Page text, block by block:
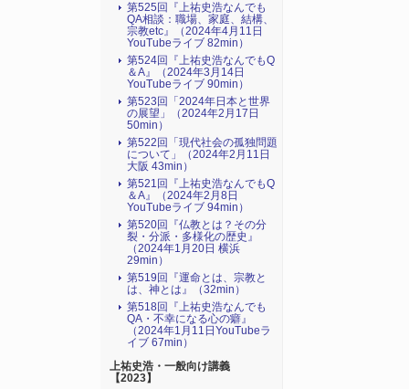
第525回『上祐史浩なんでも
QA相談：職場、家庭、結構、
宗教etc』（2024年4月11日
YouTubeライブ 82min）
第524回『上祐史浩なんでもQ
＆A』（2024年3月14日
YouTubeライブ 90min）
第523回「2024年日本と世界
の展望」（2024年2月17日
50min）
第522回「現代社会の孤独問題
について」（2024年2月11日
大阪 43min）
第521回『上祐史浩なんでもQ
＆A』（2024年2月8日
YouTubeライブ 94min）
第520回『仏教とは？その分
裂・分派・多様化の歴史』
（2024年1月20日 横浜
29min）
第519回『運命とは、宗教と
は、神とは』（32min）
第518回『上祐史浩なんでも
QA・不幸になる心の癖』
（2024年1月11日YouTubeラ
イブ 67min）
上祐史浩・一般向け講義
【2023】